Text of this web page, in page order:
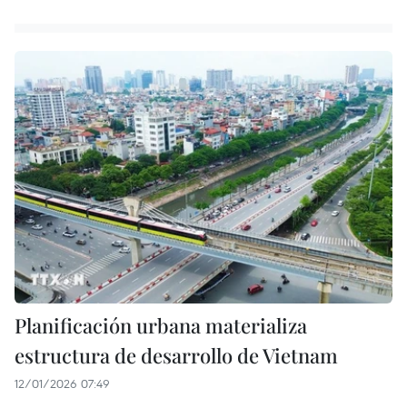
Planificación urbana materializa
estructura de desarrollo de Vietnam
12/01/2026 07:49